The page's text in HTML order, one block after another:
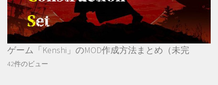
ゲーム「Kenshi」のMOD作成方法まとめ（未完
42件のビュー